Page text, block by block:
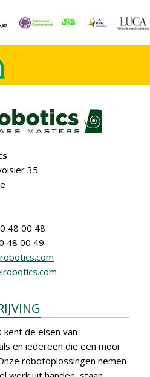
35
48 00 48
48 00 49
kent de eisen van
en iedereen die een mooi
robotoplossingen nemen